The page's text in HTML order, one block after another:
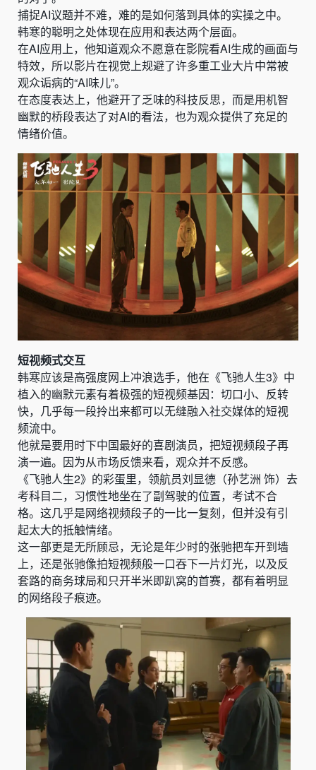
捕捉AI议题并不难，难的是如何落到具体的实操之中。
韩寒的聪明之处体现在应用和表达两个层面。
在AI应用上，他知道观众不愿意在影院看AI生成的画面与
特效，所以影片在视觉上规避了许多重工业大片中常被
观众诟病的“AI味儿”。
在态度表达上，他避开了乏味的科技反思，而是用机智
幽默的桥段表达了对AI的看法，也为观众提供了充足的
情绪价值。
短视频式交互
韩寒应该是高强度网上冲浪选手，他在《飞驰人生3》中
植入的幽默元素有着极强的短视频基因：切口小、反转
快，几乎每一段拎出来都可以无缝融入社交媒体的短视
频流中。
他就是要用时下中国最好的喜剧演员，把短视频段子再
演一遍。 因为从市场反馈来看，观众并不反感。
《飞驰人生2》的彩蛋里，领航员刘显德（孙艺洲 饰）去
考科目二，习惯性地坐在了副驾驶的位置，考试不合
格。这几乎是网络视频段子的一比一复刻，但并没有引
起太大的抵触情绪。
这一部更是无所顾忌，无论是年少时的张驰把车开到墙
上，还是张驰像拍短视频般一口吞下一片灯光，以及反
套路的商务球局和只开半米即趴窝的首赛，都有着明显
的网络段子痕迹。